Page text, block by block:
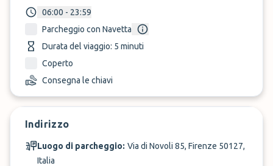
06:00 - 23:59
Parcheggio con Navetta
Durata del viaggio: 5 minuti
Coperto
Consegna le chiavi
Indirizzo
Luogo di parcheggio: Via di Novoli 85, Firenze 50127,
Italia